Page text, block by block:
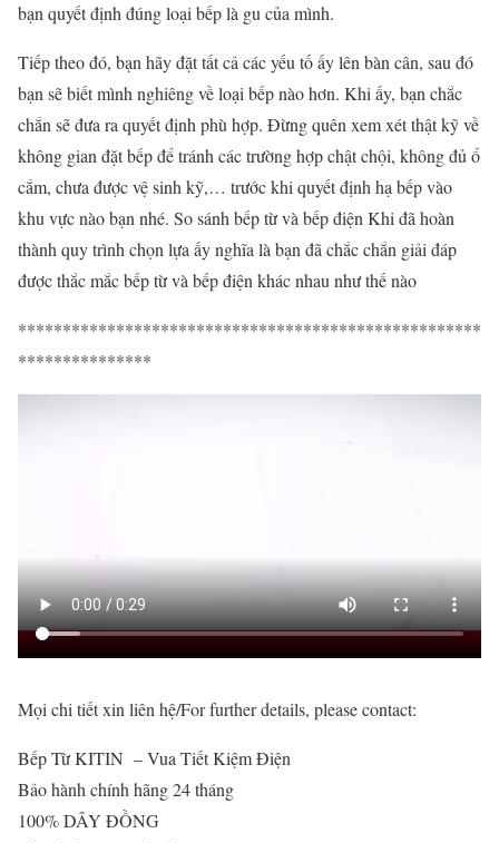
bạn quyết định đúng loại bếp là gu của mình.
Tiếp theo đó, bạn hãy đặt tất cả các yếu tố ấy lên bàn cân, sau đó
bạn sẽ biết mình nghiêng về loại bếp nào hơn. Khi ấy, bạn chắc
chắn sẽ đưa ra quyết định phù hợp. Đừng quên xem xét thật kỹ về
không gian đặt bếp để tránh các trường hợp chật chội, không đủ ổ
cắm, chưa được vệ sinh kỹ,… trước khi quyết định hạ bếp vào
khu vực nào bạn nhé. So sánh bếp từ và bếp điện Khi đã hoàn
thành quy trình chọn lựa ấy nghĩa là bạn đã chắc chắn giải đáp
được thắc mắc bếp từ và bếp điện khác nhau như thế nào
****************************************************
***************
Mọi chi tiết xin liên hệ/For further details, please contact:
Bếp Từ KITIN – Vua Tiết Kiệm Điện
Bảo hành chính hãng 24 tháng
100% DÂY ĐỒNG